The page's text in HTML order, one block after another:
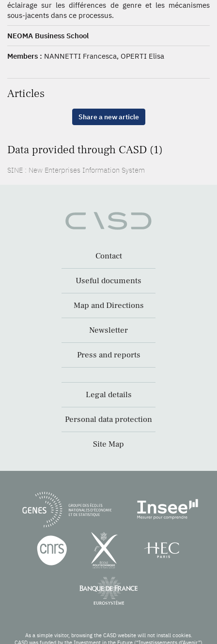
éclairage sur les différences de genre et les mécanismes
sous-jacents dans ce processus.
NEOMA Business School
Members : NANNETTI Francesca, OPERTI Elisa
Articles
Share a new article
Data provided through CASD (1)
SINE : New Enterprises Information System
Contact
Useful documents
Map and Directions
Newsletter
Press and reports
Legal details
Personal data protection
Site Map
As a simple visitor, browsing the CASD website will not install cookies.
CASD was funded by the Investment in the Future (“Investissements d’Avenir”)